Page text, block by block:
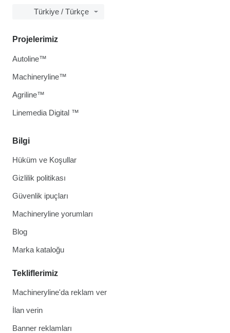
Türkiye / Türkçe
Bilgi
Hüküm ve Koşullar
Gizlilik politikası
Güvenlik ipuçları
Machineryline yorumları
Blog
Marka kataloğu
Tekliflerimiz
Machineryline'da reklam ver
İlan verin
Banner reklamları
Projelerimiz
Autoline™
Machineryline™
Agriline™
Linemedia Digital ™